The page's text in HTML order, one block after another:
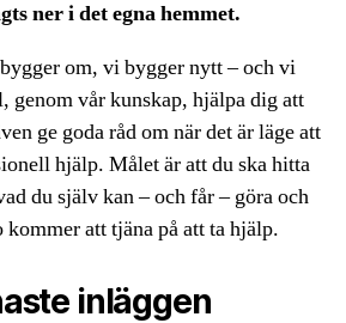
ner i det egna hemmet.
om, vi bygger nytt – och vi
vår kunskap, hjälpa dig att
ge goda råd om när det är läge att
hjälp. Målet är att du ska hitta
du själv kan – och får – göra och
kommer att tjäna på att ta hjälp.
inläggen